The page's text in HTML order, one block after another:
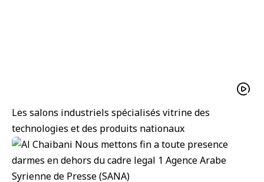
Les salons industriels spécialisés vitrine des
technologies et des produits nationaux